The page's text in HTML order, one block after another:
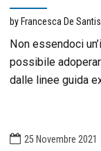
by Francesca De Santis
Non essendoci
possibile
dalle linee guida
25 Novembre 2021